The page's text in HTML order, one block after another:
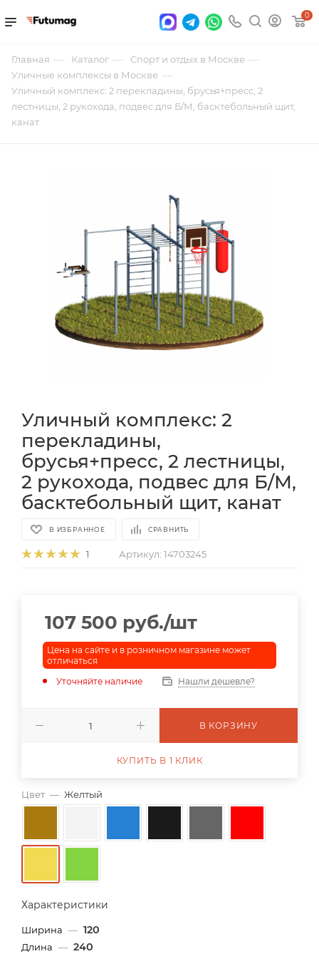
0
Главная — Каталог — Спорт и отдых в Москве —
Уличные комплексы в Москве —
Уличный комплекс: 2 перекладины, брусья+пресс, 2
лестницы, 2 рукохода, подвес для Б/М, басктебольный щит,
канат
Уличный комплекс: 2
перекладины,
брусья+пресс, 2 лестницы,
2 рукохода, подвес для Б/М,
басктебольный щит, канат
В ИЗБРАННОЕ СРАВНИТЬ
1 Артикул: 14703245
Цвет — Желтый
Характеристики
Ширина — 120
Длина — 240
107 500 руб./шт
Цена на сайте и в розничном магазине может
отличаться
Уточняйте наличие
Нашли дешевле?
В КОРЗИНУ
КУПИТЬ В 1 КЛИК